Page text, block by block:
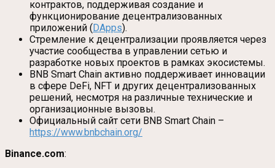
контрактов, поддерживая создание и
функционирование децентрализованных
приложений (DApps).
Стремление к децентрализации проявляется через
участие сообщества в управлении сетью и
разработке новых проектов в рамках экосистемы.
BNB Smart Chain активно поддерживает инновации
в сфере DeFi, NFT и других децентрализованных
решений, несмотря на различные технические и
организационные вызовы.
Официальный сайт сети BNB Smart Chain –
https://www.bnbchain.org/
Binance.com: